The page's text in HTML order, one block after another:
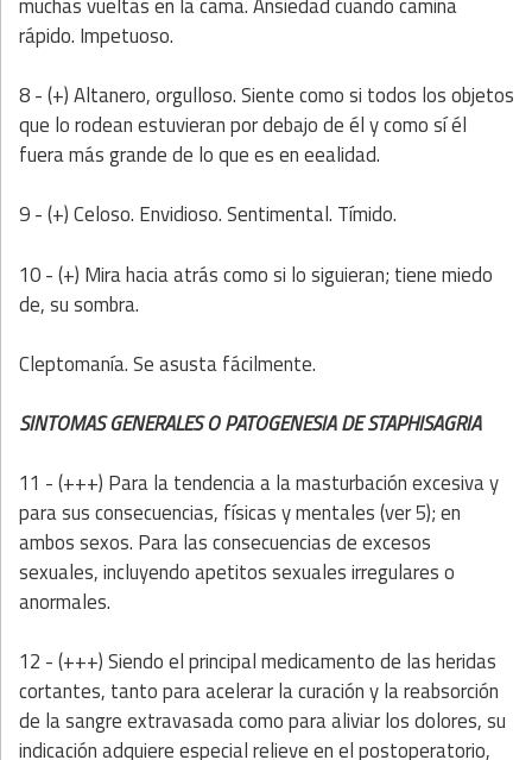
rápido. Impetuoso.
8 - (+) Altanero, orgulloso. Siente como si todos los objetos
que lo rodean estuvieran por debajo de él y como sí él
fuera más grande de lo que es en eealidad.
9 - (+) Celoso. Envidioso. Sentimental. Tímido.
10 - (+) Mira hacia atrás como si lo siguieran; tiene miedo
de, su sombra.
Cleptomanía. Se asusta fácilmente.
SINTOMAS GENERALES O PATOGENESIA DE STAPHISAGRIA
11 - (+++) Para la tendencia a la masturbación excesiva y
para sus consecuencias, físicas y mentales (ver 5); en
ambos sexos. Para las consecuencias de excesos
sexuales, incluyendo apetitos sexuales irregulares o
anormales.
12 - (+++) Siendo el principal medicamento de las heridas
cortantes, tanto para acelerar la curación y la reabsorción
de la sangre extravasada como para aliviar los dolores, su
indicación adquiere especial relieve en el postoperatorio,